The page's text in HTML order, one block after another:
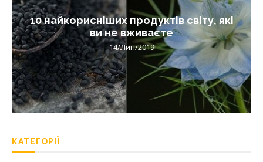
10 найкорисніших продуктів світу, які
ви не вживаєте
14/Лип/2019
КАТЕГОРІЇ